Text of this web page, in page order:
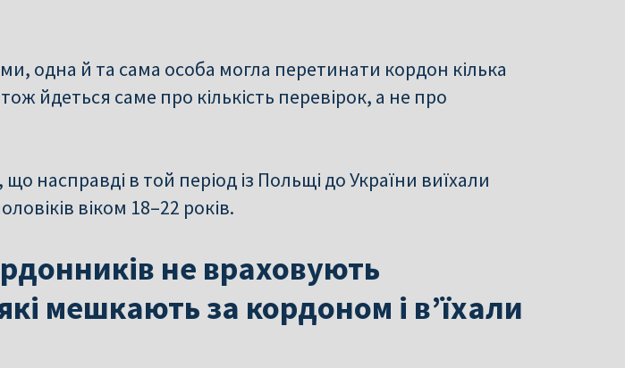
одна й та сама особа могла перетинати кордон кілька
йдеться саме про кількість перевірок, а не про
насправді в той період із Польщі до України виїхали
віком 18–22 років.
не враховують
мешкають за кордоном і вʼїхали